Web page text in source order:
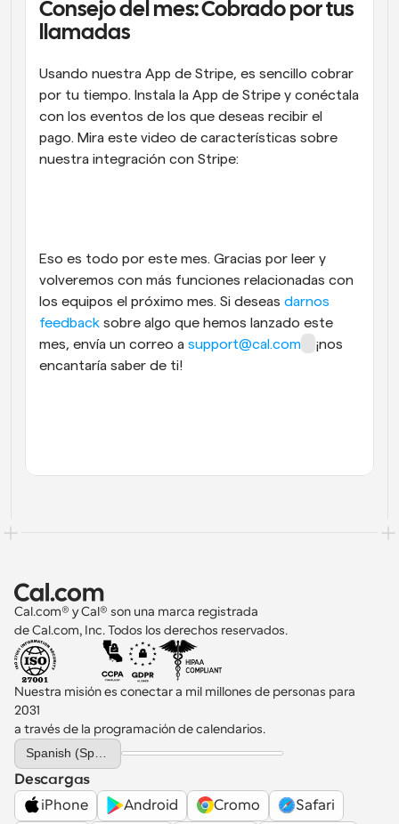
Consejo del mes: Cobrado por tus
llamadas
Usando nuestra App de Stripe, es sencillo cobrar
por tu tiempo. Instala la App de Stripe y conéctala
con los eventos de los que deseas recibir el
pago. Mira este video de características sobre
nuestra integración con Stripe:
Eso es todo por este mes. Gracias por leer y
volveremos con más funciones relacionadas con
los equipos el próximo mes. Si deseas darnos
feedback sobre algo que hemos lanzado este
mes, envía un correo a support@cal.com
¡nos
encantaría saber de ti!
Cal.com® y Cal® son una marca registrada
de Cal.com, Inc. Todos los derechos reservados.
Nuestra misión es conectar a mil millones de personas para
2031
a través de la programación de calendarios.
Select Language
Spanish (Spain)
Descargas
iPhone
Android Cromo
Safari